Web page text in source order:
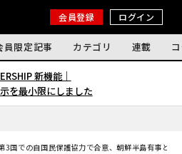
会員登録 ログイン
員限定記事 カテゴリ 連載
新機能｜
を最小限にしました
3国での自国民保護協力で合意、朝鮮半島有事と順